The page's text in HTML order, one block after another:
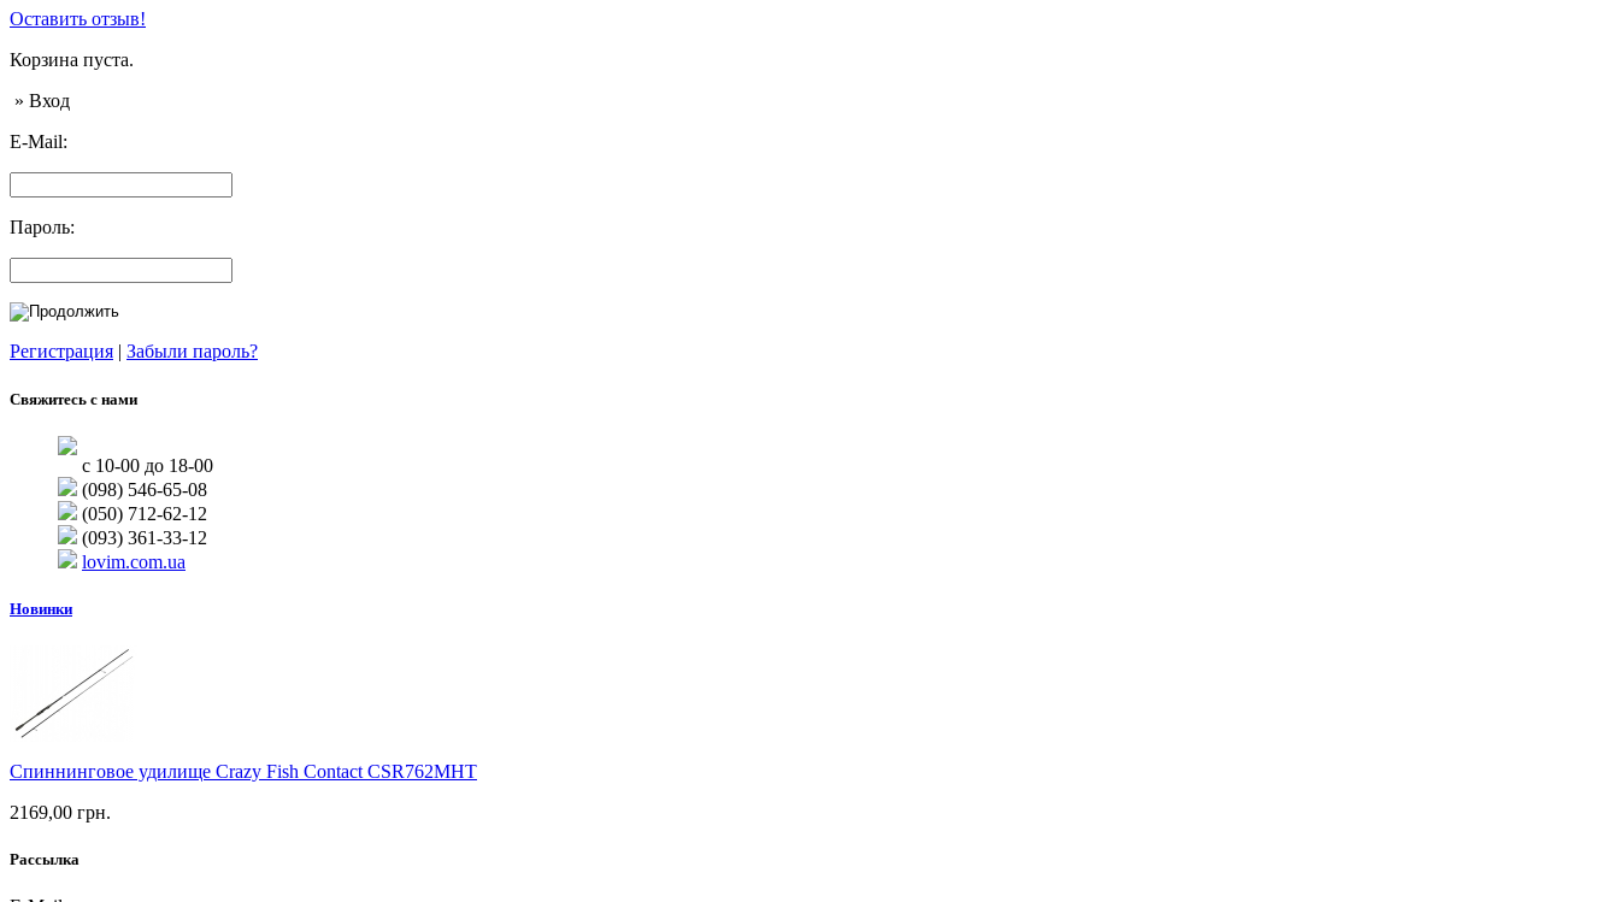
Оставить отзыв!
Корзина пуста.
» Вход
E-Mail:
Пароль:
Регистрация | Забыли пароль?
Свяжитесь с нами
с 10-00 до 18-00
(098) 546-65-08
(050) 712-62-12
(093) 361-33-12
lovim.com.ua
Новинки
Спиннинговое удилище Crazy Fish Contact CSR762MHT
2169,00 грн.
Рассылка